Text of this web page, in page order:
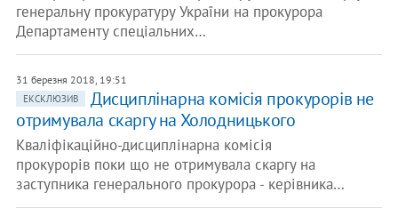
генеральну прокуратуру України на прокурора
Департаменту спеціальних…
31 березня 2018, 19:51
ЕКСКЛЮЗИВ
Дисциплінарна комісія прокурорів не
отримувала скаргу на Холодницького
Кваліфікаційно-дисциплінарна комісія
прокурорів поки що не отримувала скаргу на
заступника генерального прокурора - керівника…